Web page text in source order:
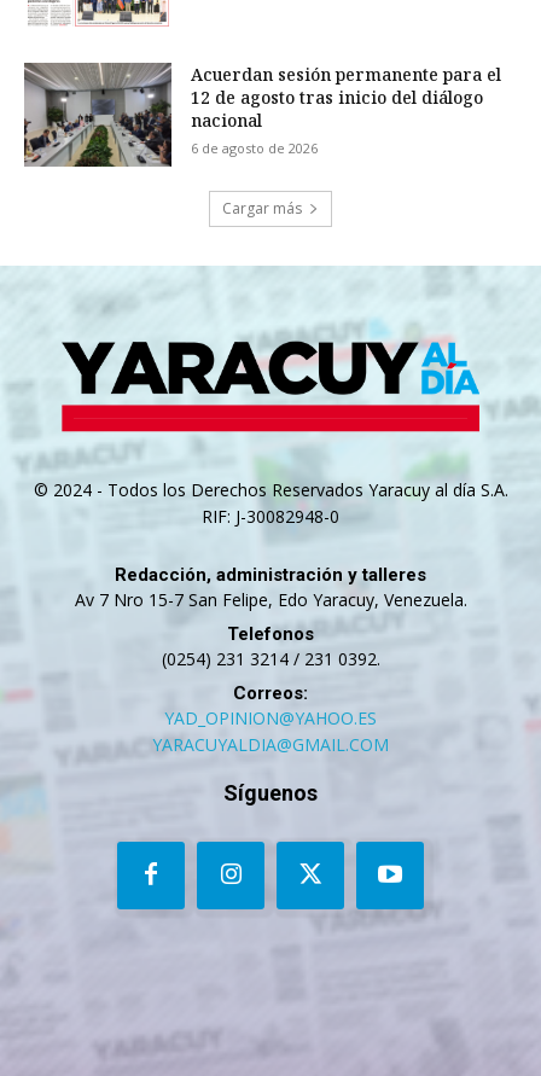
Acuerdan sesión permanente para el
12 de agosto tras inicio del diálogo
nacional
6 de agosto de 2026
Cargar más
© 2024 - Todos los Derechos Reservados Yaracuy al día S.A.
RIF: J-30082948-0
Redacción, administración y talleres
Av 7 Nro 15-7 San Felipe, Edo Yaracuy, Venezuela.
Telefonos
(0254) 231 3214 / 231 0392.
Correos:
YAD_OPINION@YAHOO.ES
YARACUYALDIA@GMAIL.COM
Síguenos